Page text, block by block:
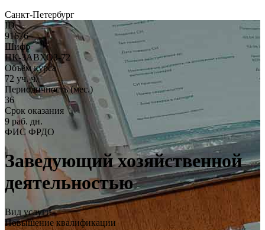
Санкт-Петербург
ID
91676
Шифр
ПК-ЗАВХОЗ-72
Объём курса
72 уч. ч.
Периодичность (мес.)
36
Срок оказания
9 раб. дн.
ФИС ФРДО
Заведующий хозяйственной
деятельностью
Вид услуги
Повышение квалификации